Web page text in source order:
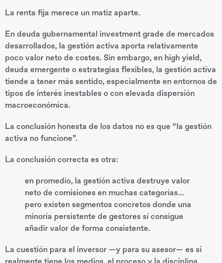
La renta fija merece un matiz aparte.
En deuda gubernamental investment grade de mercados
desarrollados, la gestión activa aporta relativamente
poco valor neto de costes. Sin embargo, en high yield,
deuda emergente o estrategias flexibles, la gestión activa
tiende a tener más sentido, especialmente en entornos de
tipos de interés inestables o con elevada dispersión
macroeconómica.
La conclusión honesta de los datos no es que “la gestión
activa no funcione”.
La conclusión correcta es otra:
en promedio, la gestión activa destruye valor
neto de comisiones en muchas categorías…
pero existen segmentos concretos donde una
minoría persistente de gestores sí consigue
añadir valor de forma consistente.
La cuestión para el inversor —y para su asesor— es si